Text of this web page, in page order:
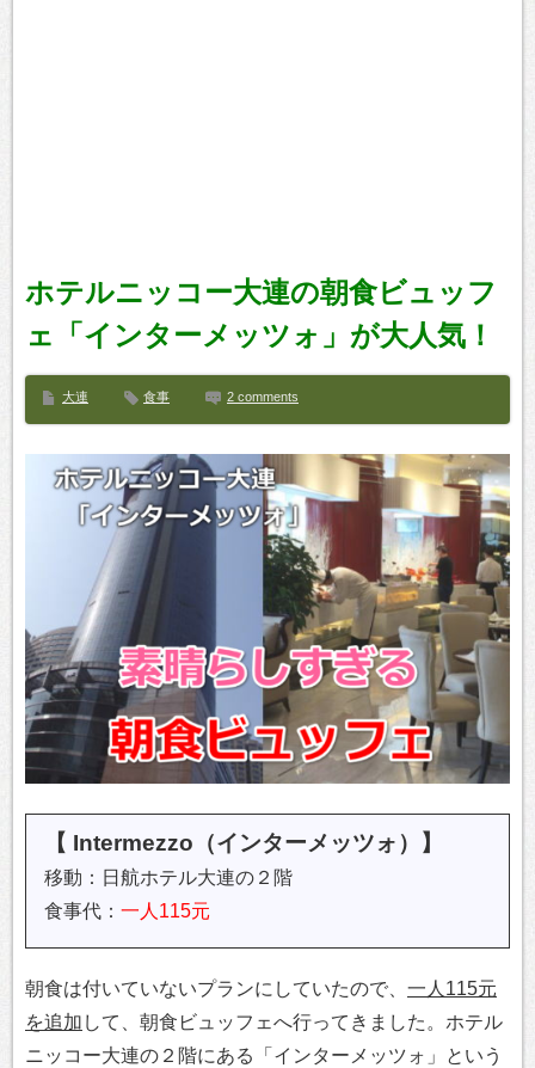
ホテルニッコー大連の朝食ビュッフ
ェ「インターメッツォ」が大人気！
大連 食事 2 comments
【 Intermezzo（インターメッツォ）】
移動：日航ホテル大連の２階
食事代： 一人115元
朝食は付いていないプランにしていたので、 一人115元
を追加 して、朝食ビュッフェへ行ってきました。ホテル
ニッコー大連の２階にある「インターメッツォ」という